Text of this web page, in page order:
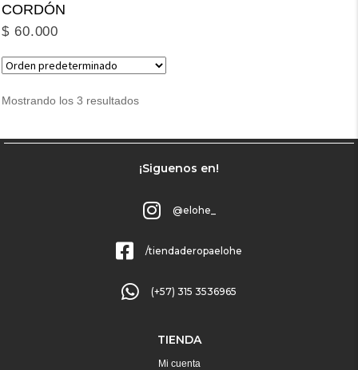
CORDÓN
$60.000
Mostrando los 3 resultados
¡Siguenos en!
@elohe_
/tiendaderopaelohe
(+57) 315 3536965
TIENDA
Mi cuenta